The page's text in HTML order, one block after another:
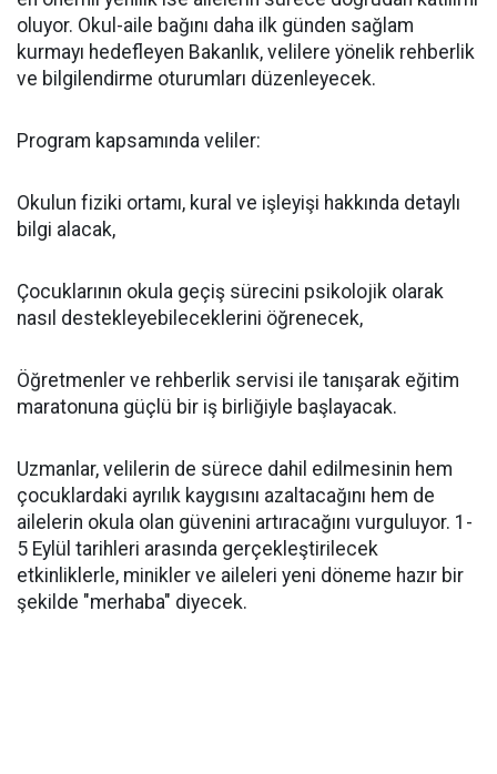
oluyor. Okul-aile bağını daha ilk günden sağlam
kurmayı hedefleyen Bakanlık, velilere yönelik rehberlik
ve bilgilendirme oturumları düzenleyecek.
​Program kapsamında veliler:
​Okulun fiziki ortamı, kural ve işleyişi hakkında detaylı
bilgi alacak,
​Çocuklarının okula geçiş sürecini psikolojik olarak
nasıl destekleyebileceklerini öğrenecek,
​Öğretmenler ve rehberlik servisi ile tanışarak eğitim
maratonuna güçlü bir iş birliğiyle başlayacak.
​Uzmanlar, velilerin de sürece dahil edilmesinin hem
çocuklardaki ayrılık kaygısını azaltacağını hem de
ailelerin okula olan güvenini artıracağını vurguluyor. 1-
5 Eylül tarihleri arasında gerçekleştirilecek
etkinliklerle, minikler ve aileleri yeni döneme hazır bir
şekilde "merhaba" diyecek.